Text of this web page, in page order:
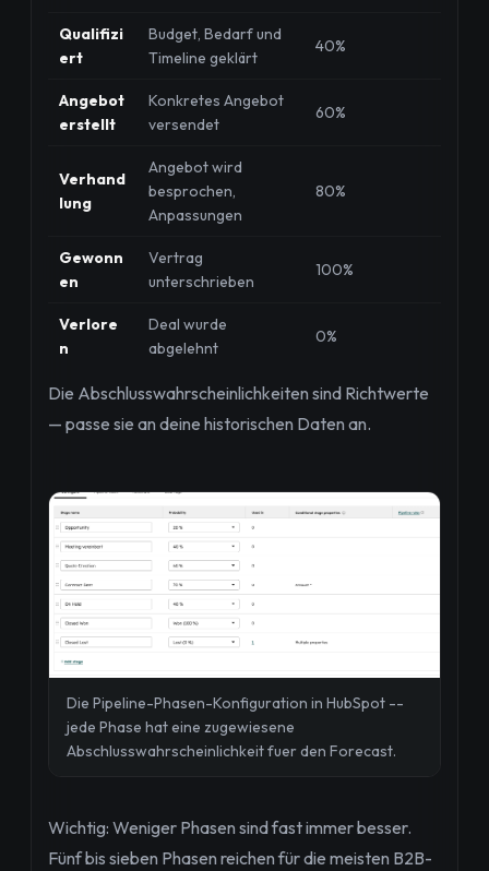
Qualifizi
ert
Budget, Bedarf und
Timeline geklärt
40%
Angebot
erstellt
Konkretes Angebot
versendet
60%
Verhand
lung
Angebot wird
besprochen,
Anpassungen
80%
Gewonn
en
Vertrag
unterschrieben
100%
Verlore
n
Deal wurde
abgelehnt
0%
Die Abschlusswahrscheinlichkeiten sind Richtwerte
— passe sie an deine historischen Daten an.
Die Pipeline-Phasen-Konfiguration in HubSpot --
jede Phase hat eine zugewiesene
Abschlusswahrscheinlichkeit fuer den Forecast.
Wichtig: Weniger Phasen sind fast immer besser.
Fünf bis sieben Phasen reichen für die meisten B2B-